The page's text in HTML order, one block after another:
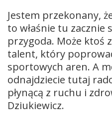
Jestem przekonany,
to właśnie tu zacznie
przygoda. Może ktoś
talent, który
sportowych aren. A
odnajdziecie tutaj
płynącą z ruchu i
Dziukiewicz.